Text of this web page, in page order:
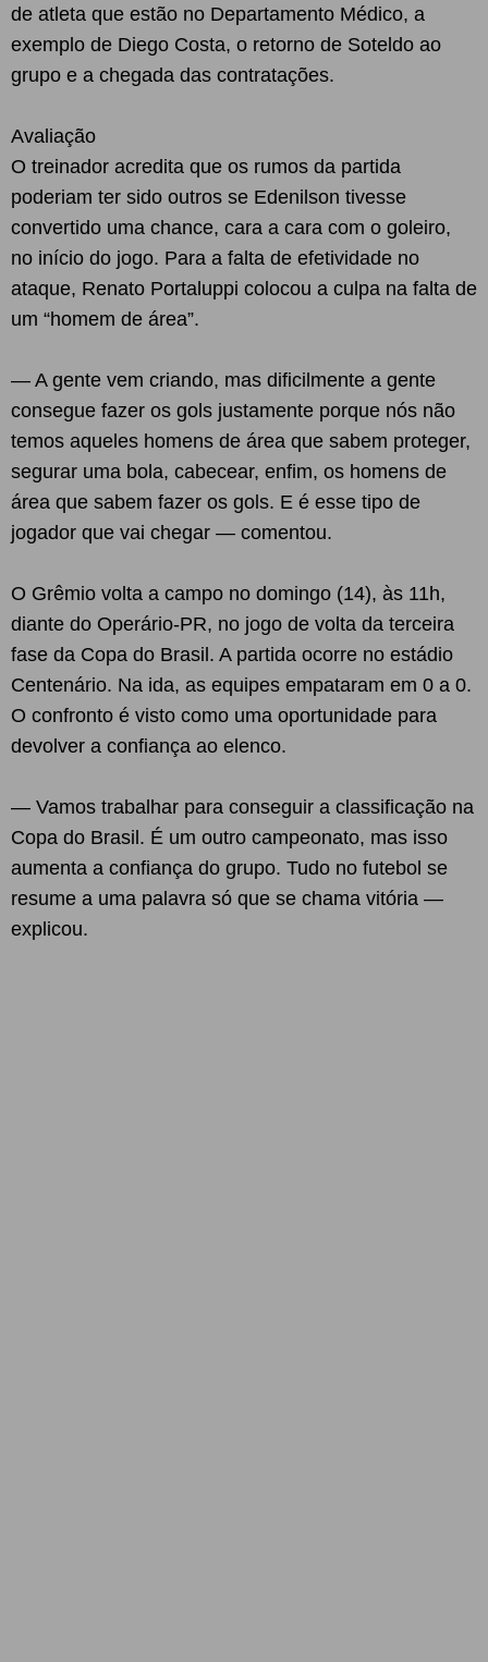
de atleta que estão no Departamento Médico, a
exemplo de Diego Costa, o retorno de Soteldo ao
grupo e a chegada das contratações.
Avaliação
O treinador acredita que os rumos da partida
poderiam ter sido outros se Edenilson tivesse
convertido uma chance, cara a cara com o goleiro,
no início do jogo. Para a falta de efetividade no
ataque, Renato Portaluppi colocou a culpa na falta de
um “homem de área”.
— A gente vem criando, mas dificilmente a gente
consegue fazer os gols justamente porque nós não
temos aqueles homens de área que sabem proteger,
segurar uma bola, cabecear, enfim, os homens de
área que sabem fazer os gols. E é esse tipo de
jogador que vai chegar — comentou.
O Grêmio volta a campo no domingo (14), às 11h,
diante do Operário-PR, no jogo de volta da terceira
fase da Copa do Brasil. A partida ocorre no estádio
Centenário. Na ida, as equipes empataram em 0 a 0.
O confronto é visto como uma oportunidade para
devolver a confiança ao elenco.
— Vamos trabalhar para conseguir a classificação na
Copa do Brasil. É um outro campeonato, mas isso
aumenta a confiança do grupo. Tudo no futebol se
resume a uma palavra só que se chama vitória —
explicou.